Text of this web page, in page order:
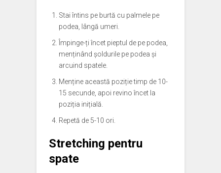
Stai întins pe burtă cu palmele pe
podea, lângă umeri.
Împinge-ți încet pieptul de pe podea,
menținând șoldurile pe podea și
arcuind spatele.
Menține această poziție timp de 10-
15 secunde, apoi revino încet la
poziția inițială.
Repetă de 5-10 ori.
Stretching pentru
spate